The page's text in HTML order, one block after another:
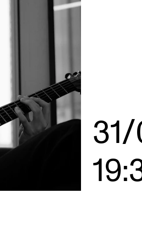
Arrangementer og konserter
Nyheter og historier
Ledige stillinger